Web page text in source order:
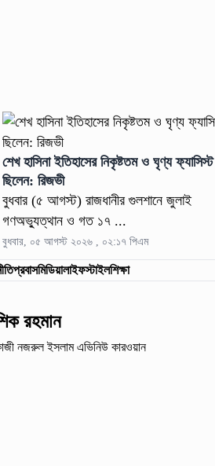
শেখ হাসিনা ইতিহাসের নিকৃষ্টতম ও ঘৃণ্য ফ্যাসিস্ট
ছিলেন: রিজভী
বুধবার (৫ আগস্ট) রাজধানীর গুলশানে জুলাই
গণঅভ্যুত্থান ও গত ১৭ ...
বুধবার, ০৫ আগস্ট ২০২৬ , ০২:১৭ পিএম
প্রবাসমিডিয়ালাইফস্টাইলশিক্ষা
রহমান
নজরুল ইসলামএভিনিউ কারওয়ান